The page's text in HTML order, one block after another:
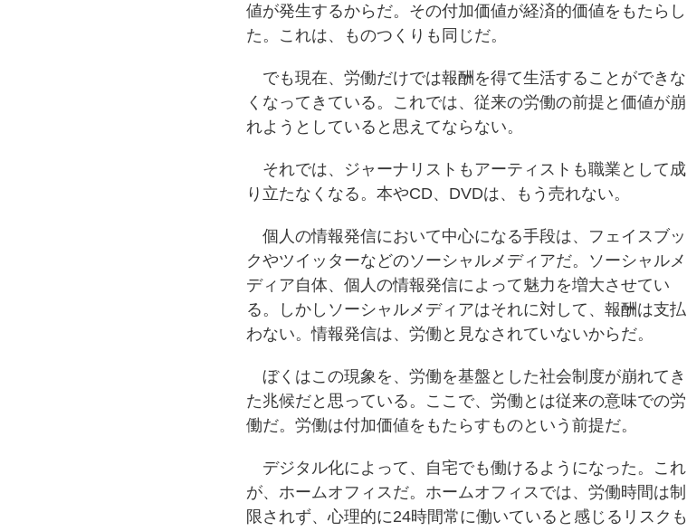
値が発生するからだ。その付加価値が経済的価値をもたらし
た。これは、ものつくりも同じだ。
でも現在、労働だけでは報酬を得て生活することができな
くなってきている。これでは、従来の労働の前提と価値が崩
れようとしていると思えてならない。
それでは、ジャーナリストもアーティストも職業として成
り立たなくなる。本やCD、DVDは、もう売れない。
個人の情報発信において中心になる手段は、フェイスブッ
クやツイッターなどのソーシャルメディアだ。ソーシャルメ
ディア自体、個人の情報発信によって魅力を増大させてい
る。しかしソーシャルメディアはそれに対して、報酬は支払
わない。情報発信は、労働と見なされていないからだ。
ぼくはこの現象を、労働を基盤とした社会制度が崩れてき
た兆候だと思っている。ここで、労働とは従来の意味での労
働だ。労働は付加価値をもたらすものという前提だ。
デジタル化によって、自宅でも働けるようになった。これ
が、ホームオフィスだ。ホームオフィスでは、労働時間は制
限されず、心理的に24時間常に働いていると感じるリスクも